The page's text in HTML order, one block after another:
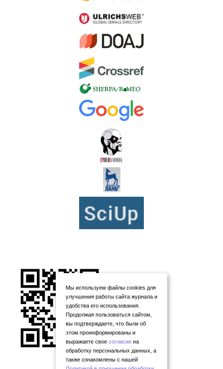
Мы используем файлы cookies для
улучшения работы сайта журнала и
удобства его использования.
Продолжая пользоваться сайтом,
вы подтверждаете, что были об
этом проинформированы и
выражаете свое согласие на
обработку персональных данных, а
также ознакомлены с нашей